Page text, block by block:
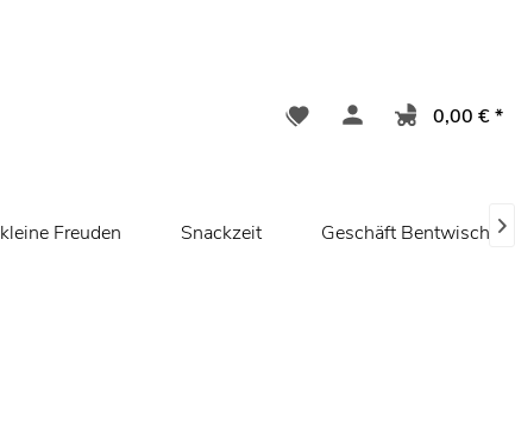
0,00 € *
kleine Freuden Snackzeit Geschäft Bentwisch/ 